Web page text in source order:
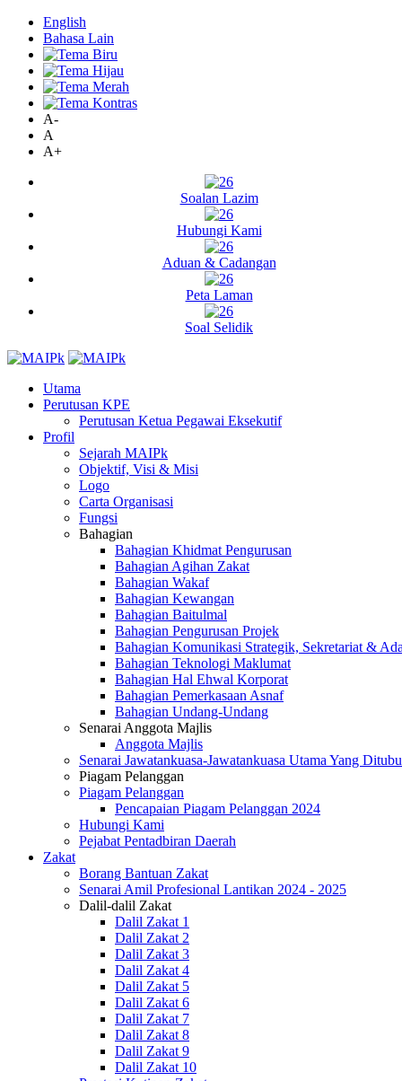
English
Bahasa Lain
A-
A
A+
Soalan Lazim
Hubungi Kami
Aduan & Cadangan
Peta Laman
Soal Selidik
Utama
Perutusan KPE
Perutusan Ketua Pegawai Eksekutif
Profil
Sejarah MAIPk
Objektif, Visi & Misi
Logo
Carta Organisasi
Fungsi
Bahagian
Bahagian Khidmat Pengurusan
Bahagian Agihan Zakat
Bahagian Wakaf
Bahagian Kewangan
Bahagian Baitulmal
Bahagian Pengurusan Projek
Bahagian Komunikasi Strategik, Sekretariat &
Bahagian Teknologi Maklumat
Bahagian Hal Ehwal Korporat
Bahagian Pemerkasaan Asnaf
Bahagian Undang-Undang
Senarai Anggota Majlis
Anggota Majlis
Senarai Jawatankuasa-Jawatankuasa Utama Yang
Piagam Pelanggan
Piagam Pelanggan
Pencapaian Piagam Pelanggan 2024
Hubungi Kami
Pejabat Pentadbiran Daerah
Zakat
Borang Bantuan Zakat
Senarai Amil Profesional Lantikan 2024 - 2025
Dalil-dalil Zakat
Dalil Zakat 1
Dalil Zakat 2
Dalil Zakat 3
Dalil Zakat 4
Dalil Zakat 5
Dalil Zakat 6
Dalil Zakat 7
Dalil Zakat 8
Dalil Zakat 9
Dalil Zakat 10